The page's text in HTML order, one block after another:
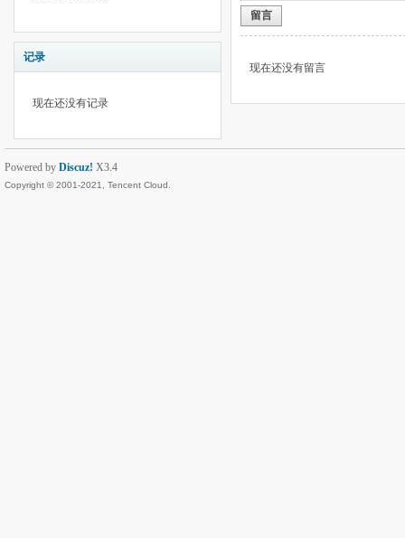
记录
现在还没有记录
留言
现在还没有留言
Powered by Discuz! X3.4
Copyright © 2001-2021, Tencent Cloud.